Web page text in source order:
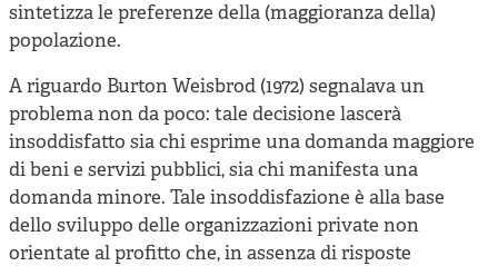
sintetizza le preferenze della (maggioranza della)
popolazione.
A riguardo Burton Weisbrod (1972) segnalava un
problema non da poco: tale decisione lascerà
insoddisfatto sia chi esprime una domanda maggiore
di beni e servizi pubblici, sia chi manifesta una
domanda minore. Tale insoddisfazione è alla base
dello sviluppo delle organizzazioni private non
orientate al profitto che, in assenza di risposte